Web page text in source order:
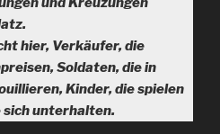
hier, Verkäufer, die
Soldaten, die in
Kinder, die spielen
sich unterhalten.